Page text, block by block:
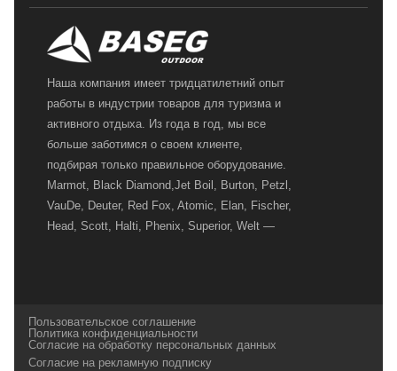
Наша компания имеет тридцатилетний опыт
работы в индустрии товаров для туризма и
активного отдыха. Из года в год, мы все
больше заботимся о своем клиенте,
подбирая только правильное оборудование.
Marmot, Black Diamond,Jet Boil, Burton, Petzl,
VauDe, Deuter, Red Fox, Atomic, Elan, Fischer,
Head, Scott, Halti, Phenix, Superior, Welt —
и взыскательных путешественников,
спортсменов и отдыхающих.
Пользовательское соглашение
Политика конфиденциальности
Согласие на обработку персональных данных
Согласие на рекламную подписку